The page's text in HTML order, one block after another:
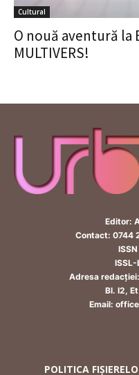
Cultural
O nouă aventură la
MULTIVERS!
Editor:
Contact: 0744
Adresa
Bl. I2,
Email:
POLITICA